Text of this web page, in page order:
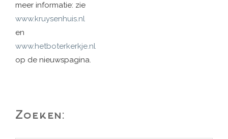
meer informatie: zie
www.kruysenhuis.nl
en
www.hetboterkerkje.nl
op de nieuwspagina.
Zoeken: